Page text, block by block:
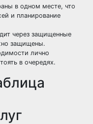
в одном месте, что
и планирование
через защищенные
защищены.
лично
в очередях.